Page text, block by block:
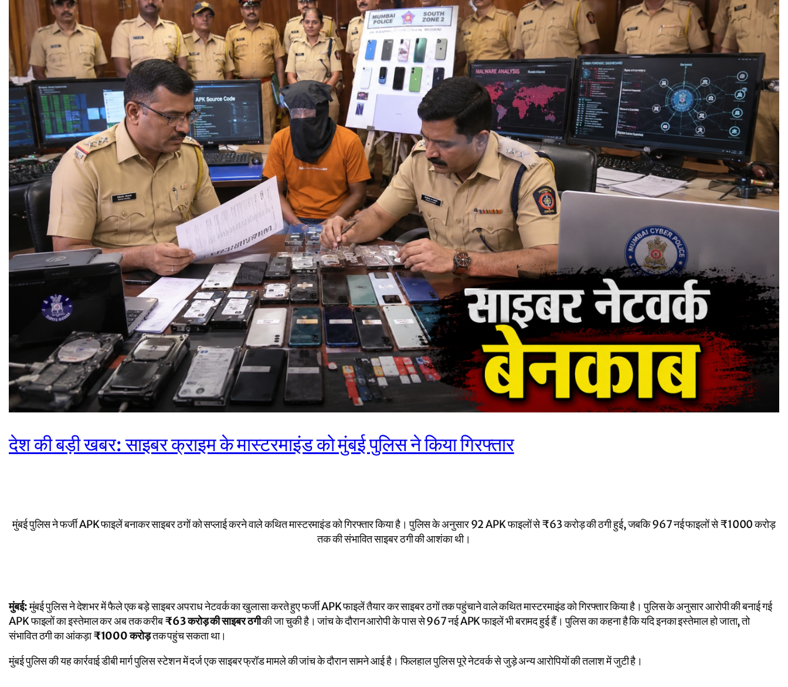
देश की बड़ी खबर: साइबर क्राइम के मास्टरमाइंड को मुंबई पुलिस ने किया गिरफ्तार
मुंबई पुलिस ने फर्जी APK फाइलें बनाकर साइबर ठगों को सप्लाई करने वाले कथित मास्टरमाइंड को गिरफ्तार किया है। पुलिस के अनुसार 92 APK फाइलों से ₹63 करोड़ की ठगी हुई, जबकि 967 नई फाइलों से ₹1000 करोड़
तक की संभावित साइबर ठगी की आशंका थी।
मुंबई:मुंबई पुलिस ने देशभर में फैले एक बड़े साइबर अपराध नेटवर्क का खुलासा करते हुए फर्जी APK फाइलें तैयार कर साइबर ठगों तक पहुंचाने वाले कथित मास्टरमाइंड को गिरफ्तार किया है। पुलिस के अनुसार आरोपी की बनाई गई
APK फाइलों का इस्तेमाल कर अब तक करीब₹63 करोड़ की साइबर ठगीकी जा चुकी है। जांच के दौरान आरोपी के पास से 967 नई APK फाइलें भी बरामद हुई हैं। पुलिस का कहना है कि यदि इनका इस्तेमाल हो जाता, तो
संभावित ठगी का आंकड़ा₹1000 करोड़तक पहुंच सकता था।
मुंबई पुलिस की यह कार्रवाई डीबी मार्ग पुलिस स्टेशन में दर्ज एक साइबर फ्रॉड मामले की जांच के दौरान सामने आई है। फिलहाल पुलिस पूरे नेटवर्क से जुड़े अन्य आरोपियों की तलाश में जुटी है।